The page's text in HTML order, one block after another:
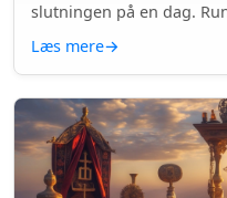
slutningen på en dag.
Læs mere→